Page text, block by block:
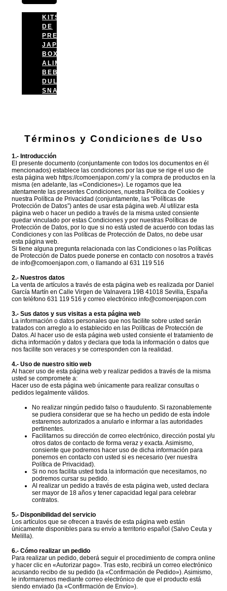
KITS
DE
PREPARACIÓN
JAPAN
BOX
ALIMENTACIÓN
BEBIDAS
DULCES
SNACKS
Términos y Condiciones de Uso
1.- Introducción
El presente documento (conjuntamente con todos los documentos en él
mencionados) establece las condiciones por las que se rige el uso de
esta página web https://comoenjapon.com/ y la compra de productos en la
misma (en adelante, las «Condiciones»). Le rogamos que lea
atentamente las presentes Condiciones, nuestra Política de Cookies y
nuestra Política de Privacidad (conjuntamente, las “Políticas de
Protección de Datos”) antes de usar esta página web. Al utilizar esta
página web o hacer un pedido a través de la misma usted consiente
quedar vinculado por estas Condiciones y por nuestras Políticas de
Protección de Datos, por lo que si no está usted de acuerdo con todas las
Condiciones y con las Políticas de Protección de Datos, no debe usar
esta página web.
Si tiene alguna pregunta relacionada con las Condiciones o las Políticas
de Protección de Datos puede ponerse en contacto con nosotros a través
de info@comoenjapon.com, o llamando al 631 119 516
2.- Nuestros datos
La venta de artículos a través de esta página web es realizada por Daniel
García Martín en Calle Virgen de Valnavera 19B 41018 Sevilla, España
con teléfono 631 119 516 y correo electrónico info@comoenjapon.com
3.- Sus datos y sus visitas a esta página web
La información o datos personales que nos facilite sobre usted serán
tratados con arreglo a lo establecido en las Políticas de Protección de
Datos. Al hacer uso de esta página web usted consiente el tratamiento de
dicha información y datos y declara que toda la información o datos que
nos facilite son veraces y se corresponden con la realidad.
4.- Uso de nuestro sitio web
Al hacer uso de esta página web y realizar pedidos a través de la misma
usted se compromete a:
Hacer uso de esta página web únicamente para realizar consultas o
pedidos legalmente válidos.
No realizar ningún pedido falso o fraudulento. Si razonablemente
se pudiera considerar que se ha hecho un pedido de esta índole
estaremos autorizados a anularlo e informar a las autoridades
pertinentes.
Facilitarnos su dirección de correo electrónico, dirección postal y/u
otros datos de contacto de forma veraz y exacta. Asimismo,
consiente que podremos hacer uso de dicha información para
ponernos en contacto con usted si es necesario (ver nuestra
Política de Privacidad).
Si no nos facilita usted toda la información que necesitamos, no
podremos cursar su pedido.
Al realizar un pedido a través de esta página web, usted declara
ser mayor de 18 años y tener capacidad legal para celebrar
contratos.
5.- Disponibilidad del servicio
Los artículos que se ofrecen a través de esta página web están
únicamente disponibles para su envío a territorio español (Salvo Ceuta y
Melilla).
6.- Cómo realizar un pedido
Para realizar un pedido, deberá seguir el procedimiento de compra online
y hacer clic en «Autorizar pago». Tras esto, recibirá un correo electrónico
acusando recibo de su pedido (la «Confirmación de Pedido»). Asimismo,
le informaremos mediante correo electrónico de que el producto está
siendo enviado (la «Confirmación de Envío»).